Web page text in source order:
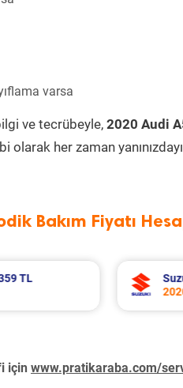
varsa
ve tecrübeyle, 2020 Audi
olarak her zaman
Bakım Fiyatı
7.680 TL
için www.pratikaraba.com/